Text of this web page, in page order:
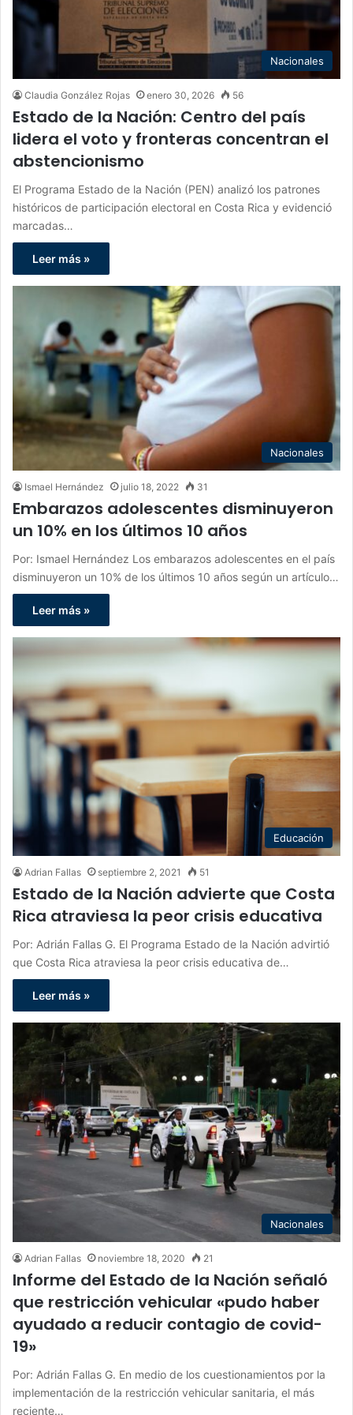
Nacionales
Claudia González Rojas enero 30, 2026 56
Estado de la Nación: Centro del país
lidera el voto y fronteras concentran el
abstencionismo
El Programa Estado de la Nación (PEN) analizó los patrones
históricos de participación electoral en Costa Rica y evidenció
marcadas…
Leer más »
Nacionales
Ismael Hernández julio 18, 2022 31
Embarazos adolescentes disminuyeron
un 10% en los últimos 10 años
Por: Ismael Hernández Los embarazos adolescentes en el país
disminuyeron un 10% de los últimos 10 años según un artículo…
Leer más »
Educación
Adrian Fallas septiembre 2, 2021 51
Estado de la Nación advierte que Costa
Rica atraviesa la peor crisis educativa
Por: Adrián Fallas G. El Programa Estado de la Nación advirtió
que Costa Rica atraviesa la peor crisis educativa de…
Leer más »
Nacionales
Adrian Fallas noviembre 18, 2020 21
Informe del Estado de la Nación señaló
que restricción vehicular «pudo haber
ayudado a reducir contagio de covid-
19»
Por: Adrián Fallas G. En medio de los cuestionamientos por la
implementación de la restricción vehicular sanitaria, el más
reciente…